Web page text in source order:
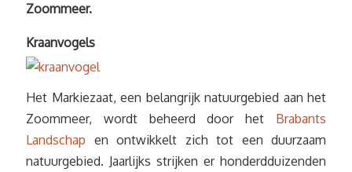
Zoommeer.
Kraanvogels
Het Markiezaat, een belangrijk natuurgebied aan het
Zoommeer, wordt beheerd door het Brabants
Landschap en ontwikkelt zich tot een duurzaam
natuurgebied. Jaarlijks strijken er honderdduizenden